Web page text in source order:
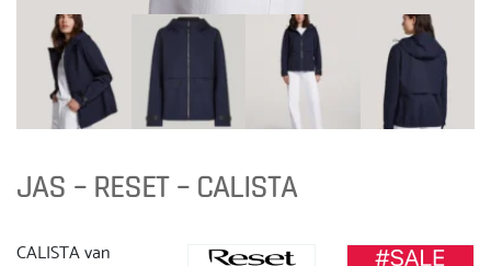
JAS – RESET – CALISTA
CALISTA van